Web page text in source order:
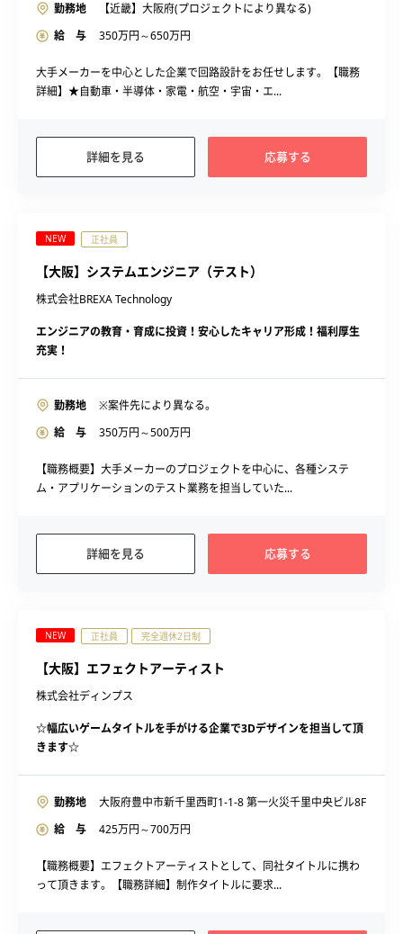
勤務地
【近畿】大阪府(プロジェクトにより異なる)
給 与
350万円～650万円
大手メーカーを中心とした企業で回路設計をお任せします。【職務
詳細】★自動車・半導体・家電・航空・宇宙・エ...
詳細を見る 応募する
NEW 正社員
【大阪】システムエンジニア（テスト）
株式会社BREXA Technology
エンジニアの教育・育成に投資！安心したキャリア形成！福利厚生
充実！
勤務地
※案件先により異なる。
給 与
350万円～500万円
【職務概要】大手メーカーのプロジェクトを中心に、各種システ
ム・アプリケーションのテスト業務を担当していた...
詳細を見る 応募する
NEW 正社員 完全週休2日制
【大阪】エフェクトアーティスト
株式会社ディンプス
☆幅広いゲームタイトルを手がける企業で3Dデザインを担当して頂
きます☆
勤務地
大阪府豊中市新千里西町1-1-8 第一火災千里中央ビル8F
給 与
425万円～700万円
【職務概要】エフェクトアーティストとして、同社タイトルに携わ
って頂きます。【職務詳細】制作タイトルに要求...